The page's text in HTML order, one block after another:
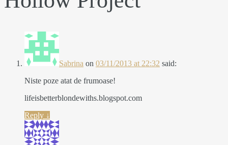
Sabrina on 03/11/2013 at 22:32 said:
Niste poze atat de frumoase!
lifeisbetterblondewiths.blogspot.com
Reply ↓